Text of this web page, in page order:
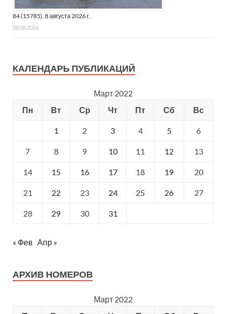
84 (15785), 8 августа 2026 г.
08.08.2026
КАЛЕНДАРЬ ПУБЛИКАЦИЙ
Март 2022
Пн
Вт Ср Чт Пт Сб Вс
1 2 3 4 5 6
7 8 9 10 11 12 13
14 15 16 17 18 19 20
21 22 23 24 25 26 27
28 29 30 31
« Фев Апр »
АРХИВ НОМЕРОВ
Март 2022